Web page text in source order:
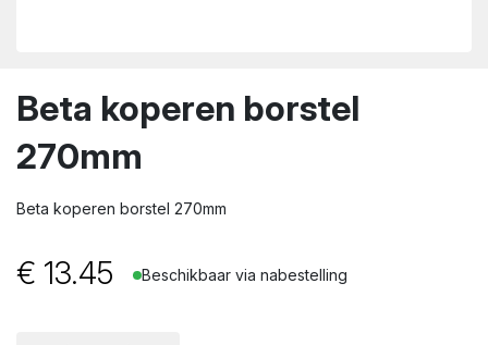
Beta koperen borstel
270mm
Beta koperen borstel 270mm
€ 13.45 Beschikbaar via nabestelling